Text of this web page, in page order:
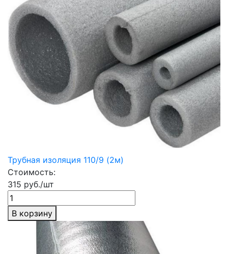
Трубная изоляция 110/9 (2м)
Стоимость:
315 руб./шт
В корзину